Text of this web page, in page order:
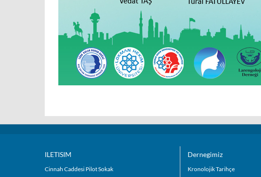
ILETISIM
Cinnah Caddesi Pilot Sokak
Dernegimiz
Kronolojik Tarihçe